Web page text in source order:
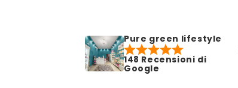
Pure green lifestyle
148 Recensioni di
Google
La mia esperienza con Luciana è sempre